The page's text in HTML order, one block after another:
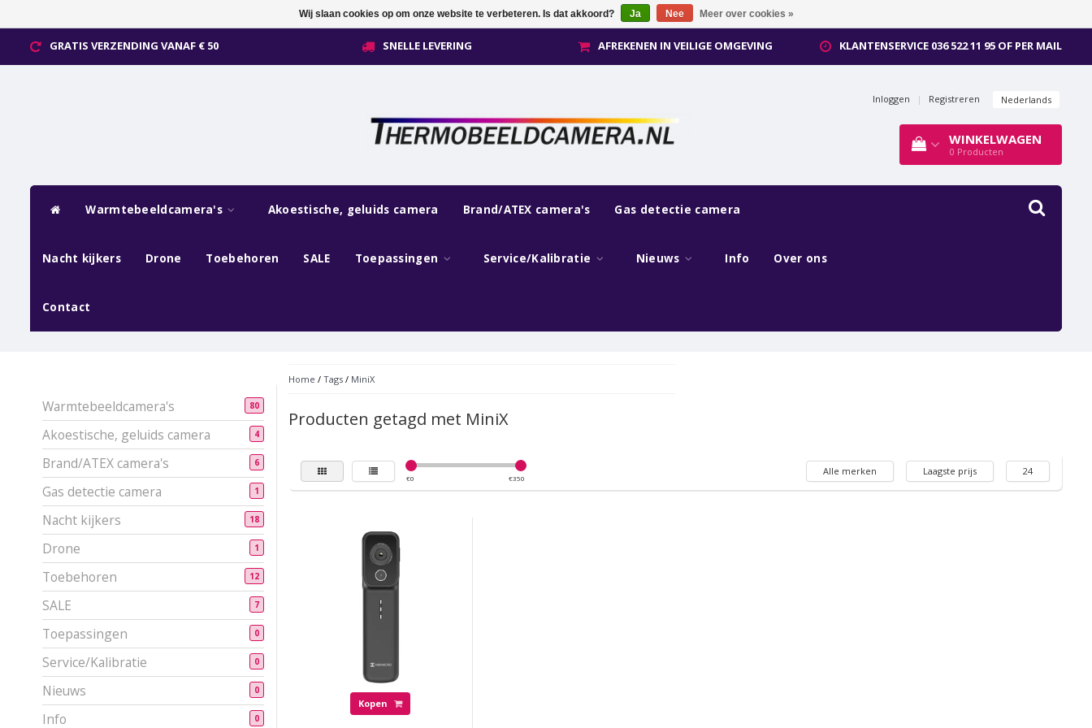
GRATIS VERZENDING VANAF € 50 SNELLE LEVERING AFREKENEN IN VEILIGE OMGEVING KLANTENSERVICE 036 522 11 95 OF PER MAIL
Inloggen | Registreren Nederlands
WINKELWAGEN
0 Producten
Warmtebeeldcamera's Akoestische, geluids camera Brand/ATEX camera's Gas detectie camera
Nacht kijkers Drone Toebehoren SALE Toepassingen Service/Kalibratie Nieuws Info Over ons
Contact
Warmtebeeldcamera's 80
Akoestische, geluids camera 4
Brand/ATEX camera's 6
Gas detectie camera 1
Nacht kijkers 18
Drone 1
Toebehoren 12
SALE 7
Toepassingen 0
Service/Kalibratie 0
Nieuws 0
Info 0
Home / Tags/ MiniX
Producten getagd met MiniX
€0 €350
Alle merken Laagste prijs 24
Kopen
Wij slaan cookies op om onze website te verbeteren. Is dat akkoord? Ja Nee Meer over cookies »